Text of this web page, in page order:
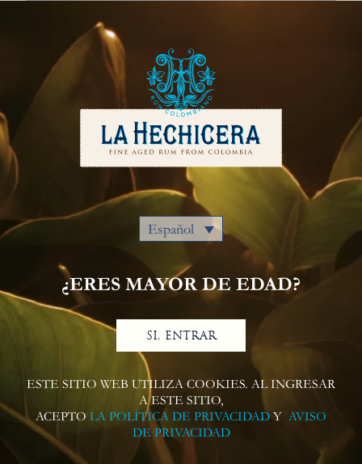
Español
¿ERES MAYOR DE EDAD?
SI, ENTRAR
ESTE SITIO WEB UTILIZA COOKIES. AL INGRESAR
A ESTE SITIO,
ACEPTO LA POLÍTICA DE PRIVACIDAD Y AVISO
DE PRIVACIDAD
Nuestros Rones
Colombia
Dónde Comprar
Premios
Cocteles
Aviso De Privacidad
Contáctanos
Síguenos en redes sociales